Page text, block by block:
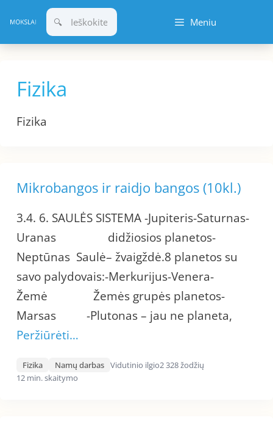
prie
turinio
Meniu
Fizika
Fizika
Mikrobangos ir raidjo bangos (10kl.)
3.4. 6. SAULĖS SISTEMA -Jupiteris-Saturnas-
Uranas didžiosios planetos-
Neptūnas Saulė– žvaigždė.8 planetos su
savo palydovais:-Merkurijus-Venera-
Žemė Žemės grupės planetos-
Marsas -Plutonas – jau ne planeta,
Peržiūrėti…
Fizika Namų darbas Vidutinio ilgio2 328 žodžių
12 min. skaitymo